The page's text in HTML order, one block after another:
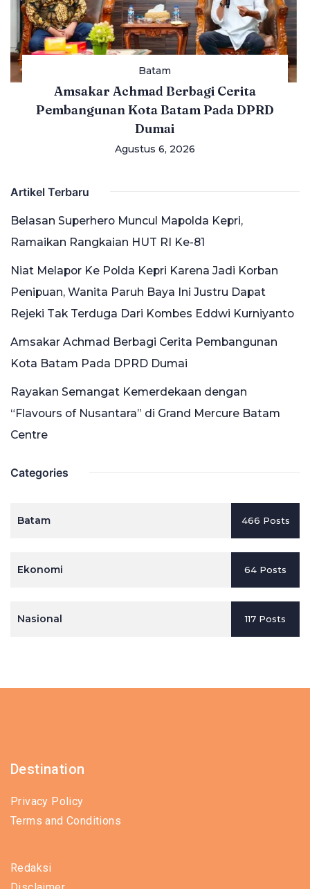
Batam
Amsakar Achmad Berbagi Cerita
Pembangunan Kota Batam Pada DPRD
Dumai
Agustus 6, 2026
Artikel Terbaru
Belasan Superhero Muncul Mapolda Kepri,
Ramaikan Rangkaian HUT RI Ke-81
Niat Melapor Ke Polda Kepri Karena Jadi Korban
Penipuan, Wanita Paruh Baya Ini Justru Dapat
Rejeki Tak Terduga Dari Kombes Eddwi Kurniyanto
Amsakar Achmad Berbagi Cerita Pembangunan
Kota Batam Pada DPRD Dumai
Rayakan Semangat Kemerdekaan dengan
“Flavours of Nusantara” di Grand Mercure Batam
Centre
Categories
Batam 466 Posts
Ekonomi 64 Posts
Nasional 117 Posts
Destination
Privacy Policy
Terms and Conditions
Redaksi